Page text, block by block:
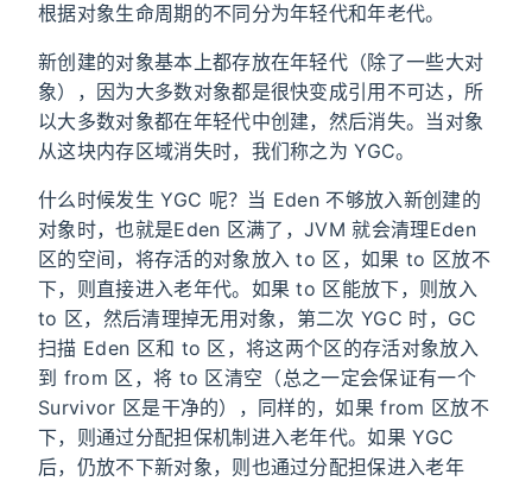
根据对象生命周期的不同分为年轻代和年老代。
新创建的对象基本上都存放在年轻代（除了一些大对
象），因为大多数对象都是很快变成引用不可达，所
以大多数对象都在年轻代中创建，然后消失。当对象
从这块内存区域消失时，我们称之为 YGC。
什么时候发生 YGC 呢？当 Eden 不够放入新创建的
对象时，也就是Eden 区满了，JVM 就会清理Eden
区的空间，将存活的对象放入 to 区，如果 to 区放不
下，则直接进入老年代。如果 to 区能放下，则放入
to 区，然后清理掉无用对象，第二次 YGC 时，GC
扫描 Eden 区和 to 区，将这两个区的存活对象放入
到 from 区，将 to 区清空（总之一定会保证有一个
Survivor 区是干净的），同样的，如果 from 区放不
下，则通过分配担保机制进入老年代。如果 YGC
后，仍放不下新对象，则也通过分配担保进入老年